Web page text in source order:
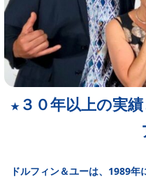
★ ３０年以上の実
ドルフィン＆ユーは、1989